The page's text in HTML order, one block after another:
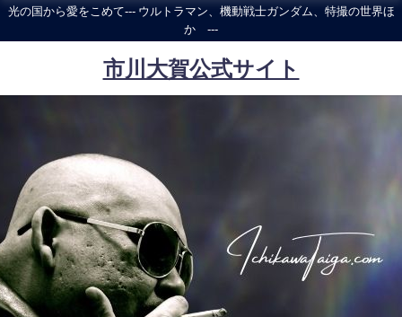
光の国から愛をこめて--- ウルトラマン、機動戦士ガンダム、特撮の世界ほ
か ---
市川大賀公式サイト